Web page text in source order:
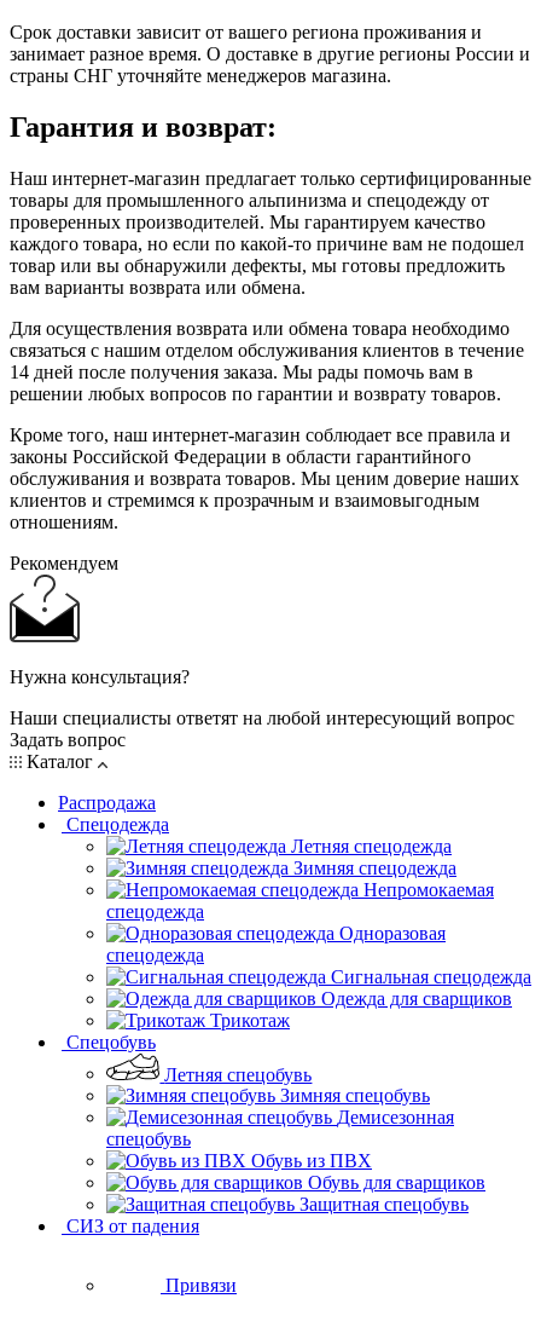
Срок доставки зависит от вашего региона проживания и
занимает разное время. О доставке в другие регионы России и
страны СНГ уточняйте менеджеров магазина.
Гарантия и возврат:
Наш интернет-магазин предлагает только сертифицированные
товары для промышленного альпинизма и спецодежду от
проверенных производителей. Мы гарантируем качество
каждого товара, но если по какой-то причине вам не подошел
товар или вы обнаружили дефекты, мы готовы предложить
вам варианты возврата или обмена.
Для осуществления возврата или обмена товара необходимо
связаться с нашим отделом обслуживания клиентов в течение
14 дней после получения заказа. Мы рады помочь вам в
решении любых вопросов по гарантии и возврату товаров.
Кроме того, наш интернет-магазин соблюдает все правила и
законы Российской Федерации в области гарантийного
обслуживания и возврата товаров. Мы ценим доверие наших
клиентов и стремимся к прозрачным и взаимовыгодным
отношениям.
Рекомендуем
Нужна консультация?
Наши специалисты ответят на любой интересующий вопрос
Задать вопрос
Каталог
Распродажа
Спецодежда
Летняя спецодежда
Зимняя спецодежда
Непромокаемая
спецодежда
Одноразовая
спецодежда
Сигнальная спецодежда
Одежда для сварщиков
Трикотаж
Спецобувь
Летняя спецобувь
Зимняя спецобувь
Демисезонная
спецобувь
Обувь из ПВХ
Обувь для сварщиков
Защитная спецобувь
СИЗ от падения
Привязи